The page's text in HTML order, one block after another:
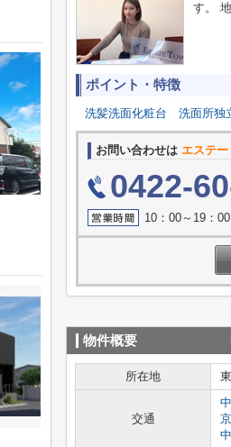
す。
ポイント・特徴
洗髪洗面化粧台 洗面所独
お問い合わせは エステ
0422-
10：00～19：
物件概要
所在地
交通